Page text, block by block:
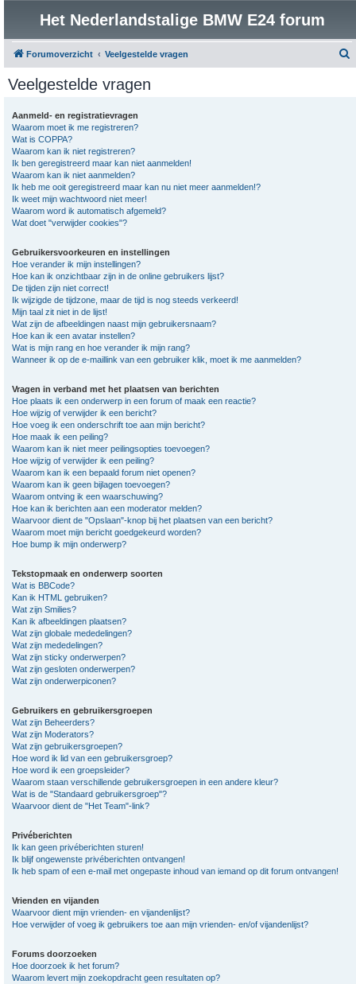
Het Nederlandstalige BMW E24 forum
Forumoverzicht Veelgestelde vragen
Veelgestelde vragen
Aanmeld- en registratievragen
Waarom moet ik me registreren?
Wat is COPPA?
Waarom kan ik niet registreren?
Ik ben geregistreerd maar kan niet aanmelden!
Waarom kan ik niet aanmelden?
Ik heb me ooit geregistreerd maar kan nu niet meer aanmelden!?
Ik weet mijn wachtwoord niet meer!
Waarom word ik automatisch afgemeld?
Wat doet "verwijder cookies"?
Gebruikersvoorkeuren en instellingen
Hoe verander ik mijn instellingen?
Hoe kan ik onzichtbaar zijn in de online gebruikers lijst?
De tijden zijn niet correct!
Ik wijzigde de tijdzone, maar de tijd is nog steeds verkeerd!
Mijn taal zit niet in de lijst!
Wat zijn de afbeeldingen naast mijn gebruikersnaam?
Hoe kan ik een avatar instellen?
Wat is mijn rang en hoe verander ik mijn rang?
Wanneer ik op de e-maillink van een gebruiker klik, moet ik me aanmelden?
Vragen in verband met het plaatsen van berichten
Hoe plaats ik een onderwerp in een forum of maak een reactie?
Hoe wijzig of verwijder ik een bericht?
Hoe voeg ik een onderschrift toe aan mijn bericht?
Hoe maak ik een peiling?
Waarom kan ik niet meer peilingsopties toevoegen?
Hoe wijzig of verwijder ik een peiling?
Waarom kan ik een bepaald forum niet openen?
Waarom kan ik geen bijlagen toevoegen?
Waarom ontving ik een waarschuwing?
Hoe kan ik berichten aan een moderator melden?
Waarvoor dient de "Opslaan"-knop bij het plaatsen van een bericht?
Waarom moet mijn bericht goedgekeurd worden?
Hoe bump ik mijn onderwerp?
Tekstopmaak en onderwerp soorten
Wat is BBCode?
Kan ik HTML gebruiken?
Wat zijn Smilies?
Kan ik afbeeldingen plaatsen?
Wat zijn globale mededelingen?
Wat zijn mededelingen?
Wat zijn sticky onderwerpen?
Wat zijn gesloten onderwerpen?
Wat zijn onderwerpiconen?
Gebruikers en gebruikersgroepen
Wat zijn Beheerders?
Wat zijn Moderators?
Wat zijn gebruikersgroepen?
Hoe word ik lid van een gebruikersgroep?
Hoe word ik een groepsleider?
Waarom staan verschillende gebruikersgroepen in een andere kleur?
Wat is de "Standaard gebruikersgroep"?
Waarvoor dient de "Het Team"-link?
Privéberichten
Ik kan geen privéberichten sturen!
Ik blijf ongewenste privéberichten ontvangen!
Ik heb spam of een e-mail met ongepaste inhoud van iemand op dit forum ontvangen!
Vrienden en vijanden
Waarvoor dient mijn vrienden- en vijandenlijst?
Hoe verwijder of voeg ik gebruikers toe aan mijn vrienden- en/of vijandenlijst?
Forums doorzoeken
Hoe doorzoek ik het forum?
Waarom levert mijn zoekopdracht geen resultaten op?